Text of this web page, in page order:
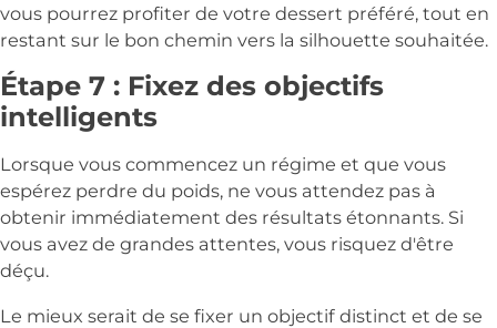
vous pourrez profiter de votre dessert préféré, tout en
restant sur le bon chemin vers la silhouette souhaitée.
Étape 7 : Fixez des objectifs
intelligents
Lorsque vous commencez un régime et que vous
espérez perdre du poids, ne vous attendez pas à
obtenir immédiatement des résultats étonnants. Si
vous avez de grandes attentes, vous risquez d'être
déçu.
Le mieux serait de se fixer un objectif distinct et de se